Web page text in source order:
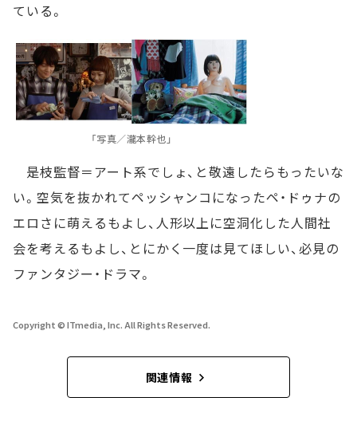
ている。
「写真／瀧本幹也」
是枝監督＝アート系でしょ、と敬遠したらもったいな
い。空気を抜かれてペッシャンコになったペ・ドゥナの
エロさに萌えるもよし、人形以上に空洞化した人間社
会を考えるもよし、とにかく一度は見てほしい、必見の
ファンタジー・ドラマ。
Copyright © ITmedia, Inc. All Rights Reserved.
関連情報